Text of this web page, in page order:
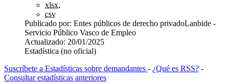
xlsx,
csv
Publicado por: Entes públicos de derecho privadoLanbide -
Servicio Público Vasco de Empleo
Actualizado: 20/01/2025
Estadística (no oficial)
Suscríbete a Estadísticas sobre demandantes - ¿Qué es RSS? -
Consultar estadísticas anteriores